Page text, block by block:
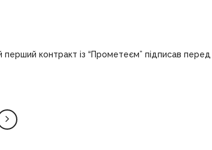
контракт із “Прометеєм” підписав перед